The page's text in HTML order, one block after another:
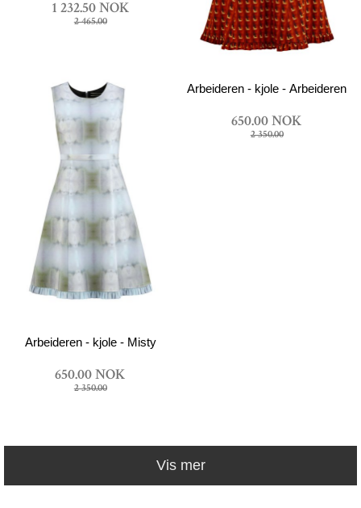
Arbeideren - kjole - Arbeideren
650.00 NOK
2 350.00
1 232.50 NOK
2 465.00
Arbeideren - kjole - Misty
650.00 NOK
2 350.00
Vis mer